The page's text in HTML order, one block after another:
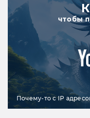
чтобы
Почему-то с IP